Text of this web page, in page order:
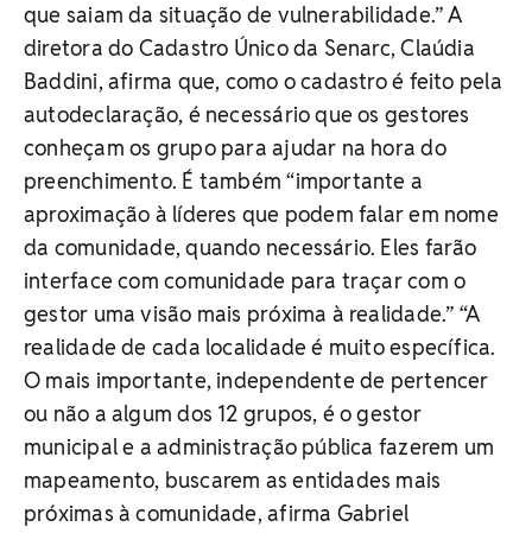
que saiam da situação de vulnerabilidade.” A
diretora do Cadastro Único da Senarc, Claúdia
Baddini, afirma que, como o cadastro é feito pela
autodeclaração, é necessário que os gestores
conheçam os grupo para ajudar na hora do
preenchimento. É também “importante a
aproximação à líderes que podem falar em nome
da comunidade, quando necessário. Eles farão
interface com comunidade para traçar com o
gestor uma visão mais próxima à realidade.” “A
realidade de cada localidade é muito específica.
O mais importante, independente de pertencer
ou não a algum dos 12 grupos, é o gestor
municipal e a administração pública fazerem um
mapeamento, buscarem as entidades mais
próximas à comunidade, afirma Gabriel